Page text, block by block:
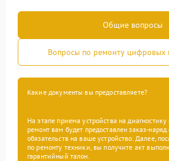
Общие вопросы
Вопросы по ремонту цифровых
Какие документы вы предоставляете?
На этапе приема устройства на
ремонт вам будет предоставлен заказ-
обязательств на ваше устройство. Далее,
по ремонту техники, вы получите акт
гарантийный талон.